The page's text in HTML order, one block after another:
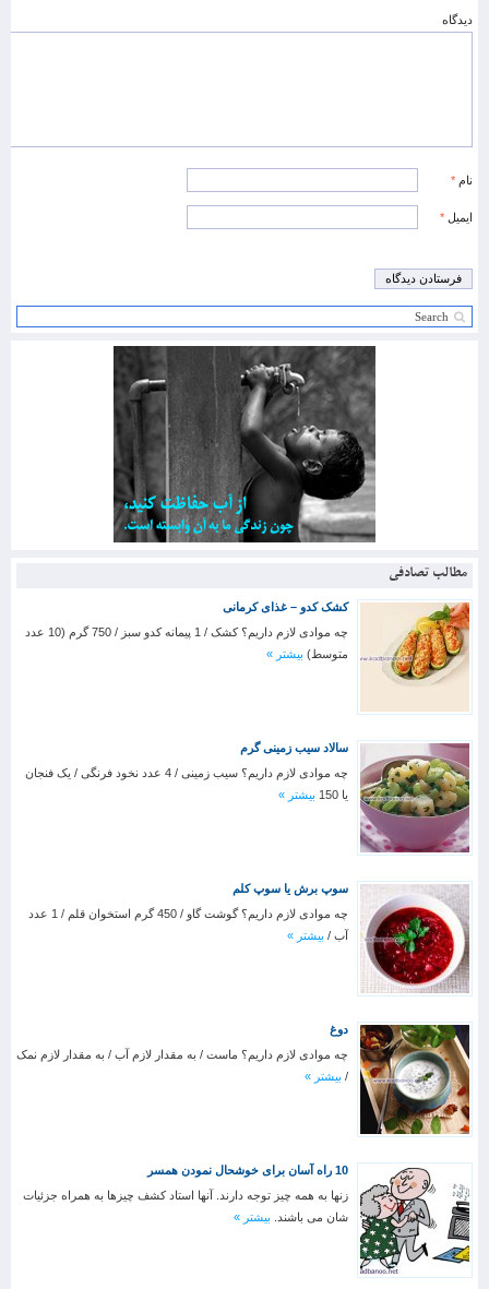
دیدگاه
نام *
ایمیل *
مطالب تصادفی
کشک کدو – غذای کرمانی
چه موادی لازم داریم؟ کشک / 1 پیمانه کدو سبز / 750 گرم (10 عدد
متوسط) بیشتر »
سالاد سیب زمینی گرم
چه موادی لازم داریم؟ سیب زمینی / 4 عدد نخود فرنگی / یک فنجان
یا 150
بیشتر »
سوپ برش یا سوپ کلم
چه موادی لازم داریم؟ گوشت گاو / 450 گرم استخوان قلم / 1 عدد
آب / بیشتر »
دوغ
چه موادی لازم داریم؟ ماست / به مقدار لازم آب / به مقدار لازم نمک
/ بیشتر »
10 راه آسان برای خوشحال نمودن همسر
زنها به همه چیز توجه دارند. آنها استاد کشف چیزها به همراه جزئیات
شان می باشند. بیشتر »